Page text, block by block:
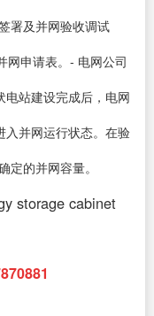
署及并网验收调试
网申请表。- 电网公司
站建设完成后，电网
入并网运行状态。在验
定的并网容量。
storage cabinet